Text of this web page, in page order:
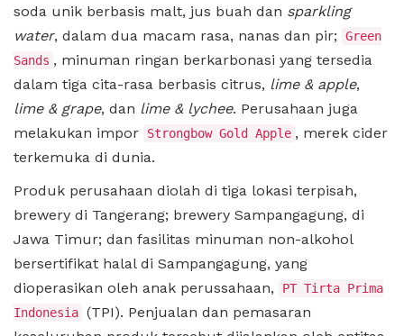
soda unik berbasis malt, jus buah dan sparkling
water, dalam dua macam rasa, nanas dan pir;
Green
Sands , minuman ringan berkarbonasi yang tersedia
dalam tiga cita-rasa berbasis citrus, lime & apple,
lime & grape, dan lime & lychee. Perusahaan juga
melakukan impor
Strongbow Gold Apple , merek cider
terkemuka di dunia.
Produk perusahaan diolah di tiga lokasi terpisah,
brewery di Tangerang; brewery Sampangagung, di
Jawa Timur; dan fasilitas minuman non-alkohol
bersertifikat halal di Sampangagung, yang
dioperasikan oleh anak perussahaan,
PT Tirta Prima
Indonesia (TPI). Penjualan dan pemasaran